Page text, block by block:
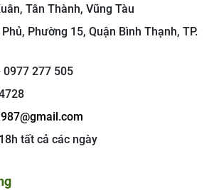
Tân Thành, Vũng Tàu
Phường 15, Quận Bình Thạnh, TP.
277 505
tất cả các ngày